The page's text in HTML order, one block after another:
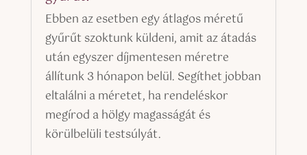
Ebben az esetben egy átlagos méretű
gyűrűt szoktunk küldeni, amit az átadás
után egyszer díjmentesen méretre
állítunk 3 hónapon belül. Segíthet jobban
eltalálni a méretet, ha rendeléskor
megírod a hölgy magasságát és
körülbelüli testsúlyát.